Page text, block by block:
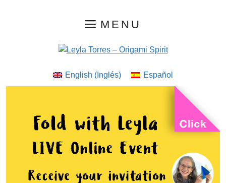
MENU
English ( Inglés) Español